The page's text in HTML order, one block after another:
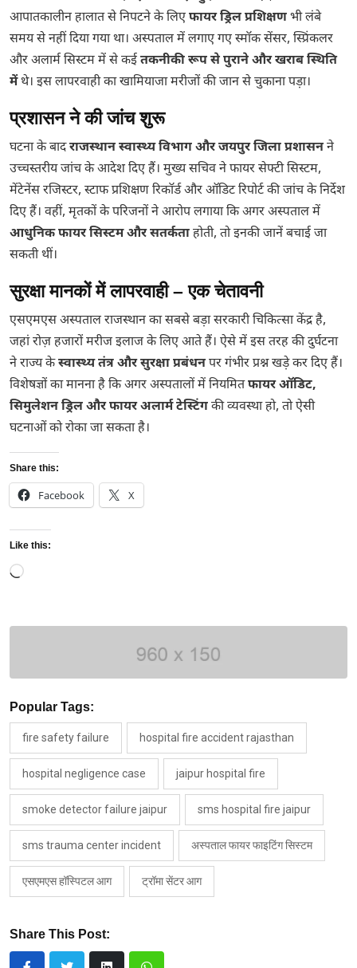
आपातकालीन हालात से निपटने के लिएफायर ड्रिल प्रशिक्षणभी लंबे
समय से नहीं दिया गया था। अस्पताल में लगाए गए स्मॉक सेंसर, स्प्रिंकलर
और अलार्म सिस्टम में से कईतकनीकी रूप से पुराने और खराब स्थिति
मेंथे। इस लापरवाही का खामियाजा मरीजों की जान से चुकाना पड़ा।
प्रशासन ने की जांच शुरू
घटना के बादराजस्थान स्वास्थ्य विभाग और जयपुर जिला प्रशासनने
उच्चस्तरीय जांच के आदेश दिए हैं। मुख्य सचिव ने फायर सेफ्टी सिस्टम,
मेंटेनेंस रजिस्टर, स्टाफ प्रशिक्षण रिकॉर्ड और ऑडिट रिपोर्ट की जांच के निर्देश
दिए हैं। वहीं, मृतकों के परिजनों ने आरोप लगाया कि अगर अस्पताल में
आधुनिक फायर सिस्टम और सतर्कताहोती, तो इनकी जानें बचाई जा
सकती थीं।
सुरक्षा मानकों में लापरवाही – एक चेतावनी
एसएमएस अस्पताल राजस्थान का सबसे बड़ा सरकारी चिकित्सा केंद्र है,
जहां रोज़ हजारों मरीज इलाज के लिए आते हैं। ऐसे में इस तरह की दुर्घटना
ने राज्य केस्वास्थ्य तंत्र और सुरक्षा प्रबंधनपर गंभीर प्रश्न खड़े कर दिए हैं।
विशेषज्ञों का मानना है कि अगर अस्पतालों में नियमितफायर ऑडिट,
सिमुलेशन ड्रिल और फायर अलार्म टेस्टिंगकी व्यवस्था हो, तो ऐसी
घटनाओं को रोका जा सकता है।
Share this:
Facebook X
Like this:
Loading…
Popular Tags:
fire safety failure hospital fire accident rajasthan
hospital negligence case jaipur hospital fire
smoke detector failure jaipur sms hospital fire jaipur
sms trauma center incident अस्पताल फायर फाइटिंग सिस्टम
एसएमएस हॉस्पिटल आग ट्रॉमा सेंटर आग
Share This Post: